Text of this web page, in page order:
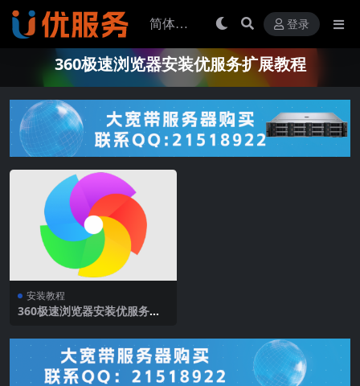
登录
360极速浏览器安装优服务扩展教程
安装教程
360极速浏览器安装优服务标